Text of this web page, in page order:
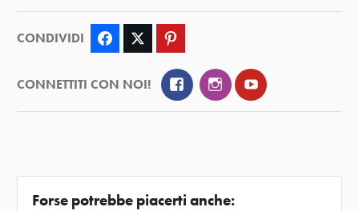
CONDIVIDI Facebook Twitter
CONNETTITI CON NOI! FacebookInstagramYouTube
Forse potrebbe piacerti anche: